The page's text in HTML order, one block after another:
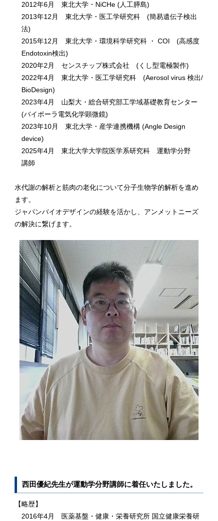
2012年6月 東北大学・NiCHe (人工膵島)
2013年12月 東北大学・医工学研究科 (簡易遺伝子検出
法)
2015年12月 東北大学・環境科学研究科 ・ COI (高感度
Endotoxin検出)
2020年2月 センスチップ株式会社 (くし型電極製作)
2022年4月 東北大学・医工学研究科 (Aerosol virus 検出/
BioDesign)
2023年4月 山梨大・総合研究部工学域基礎教育センター
(バイポーラ電気化学顕微鏡)
2023年10月 東北大学・産学連携機構 (Angle Design
device)
2025年4月 東北大学大学院医学系研究科 運動学分野
講師
水代謝の解析と筋肉の老化について分子生物学的解析を進め
ます。
ジャパンバイオデザインの経験を活かし、アンメットニーズ
の解決に繋げます。
西田優紀先生が運動学分野講師に着任いたしました。
【略歴】
2016年4月 医薬基盤・健康・栄養研究所 国立健康栄養研